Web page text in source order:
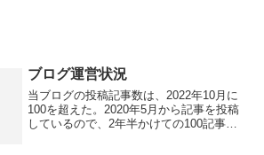
ブログ運営状況
当ブログの投稿記事数は、2022年10月に
100を超えた。2020年5月から記事を投稿
しているので、2年半かけての100記事達